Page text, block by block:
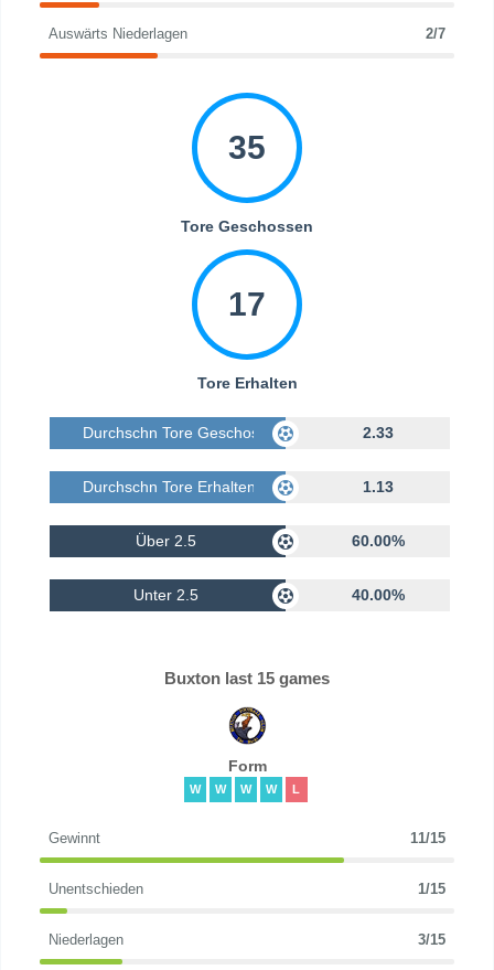
Auswärts Niederlagen 2/7
35
Tore Geschossen
17
Tore Erhalten
Durchschn Tore Geschossen 2.33
Durchschn Tore Erhalten 1.13
Über 2.5 60.00%
Unter 2.5 40.00%
Buxton last 15 games
Form
W W W W L
Gewinnt 11/15
Unentschieden 1/15
Niederlagen 3/15